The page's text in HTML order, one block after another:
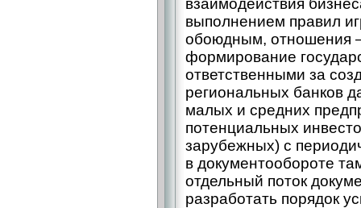
взаимодействия
выполнением правил
обоюдным, отношения
формирование
ответственными за
региональных банков
малых и средних
потенциальных
зарубежных) с
в документообороте
отдельный поток
разработать порядок